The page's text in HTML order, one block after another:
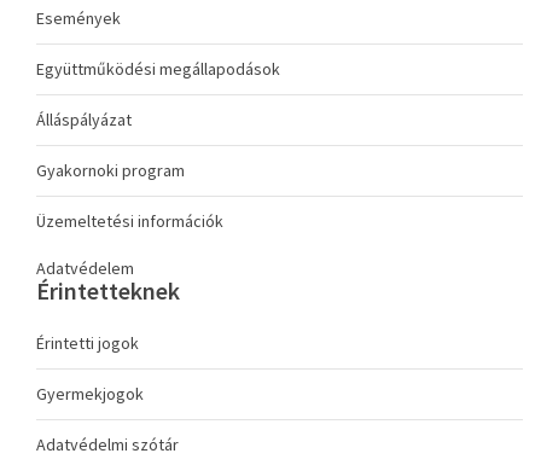
Események
Együttműködési megállapodások
Álláspályázat
Gyakornoki program
Üzemeltetési információk
Adatvédelem
Érintetteknek
Érintetti jogok
Gyermekjogok
Adatvédelmi szótár